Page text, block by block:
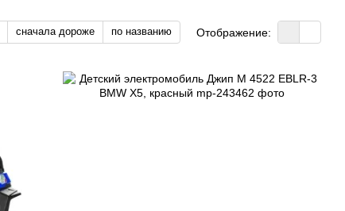
сначала дороже по названию Отображение: